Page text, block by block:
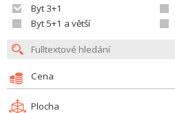
Byt 3+1
Byt 5+1 a větší
Cena
Plocha